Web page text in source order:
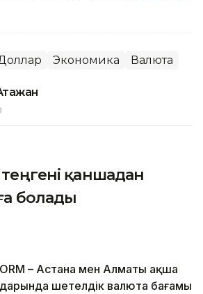
Экономика Валюта
қаншадан
болады
– Астана мен Алматы ақша
шетелдік валюта бағамы